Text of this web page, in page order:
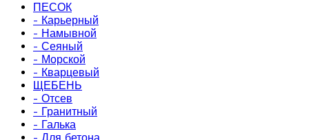
ПЕСОК
- Карьерный
- Намывной
- Сеяный
- Морской
- Кварцевый
ЩЕБЕНЬ
- Отсев
- Гранитный
- Галька